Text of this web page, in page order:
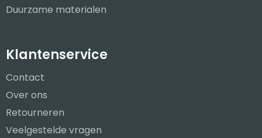
Duurzame materialen
Klantenservice
Contact
Over ons
Retourneren
Veelgestelde vragen